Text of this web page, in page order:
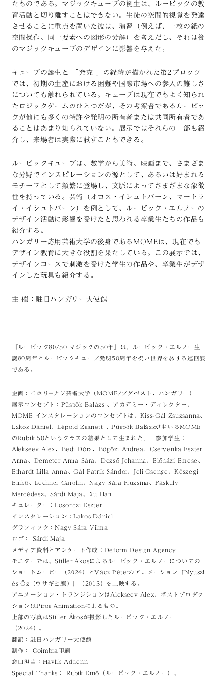
たものである。マジックキューブの誕生は、ルービックの教
育活動と切り離すことはできない。生徒の空間的視覚を発達
させることに重点を置いた彼は、演習（例えば、一枚の紙の
空間操作、同一要素への図形の分解）を考えだし、それは後
のマジックキューブのデザインに影響を与えた。
キューブの誕生と 「発売 」の経緯が描かれた第2ブロック
では、初期の生産における困難や国際市場への参入の難しさ
についても触れられている。キューブは現在でもよく知られ
たロジックゲームのひとつだが、その考案者であるルービッ
クが他にも多くの特許や発明の所有者または共同所有者であ
ることはあまり知られていない。展示ではそれらの一部も紹
介し、来場者は実際に試すこともできる。
ルービックキューブは、数学から美術、映画まで、さまざま
な分野でインスピレーションの源として、あるいは好まれる
モチーフとして頻繁に登場し、文脈によってさまざまな象徴
性を持っている。芸術（オロス・イシュトバーン、マートラ
イ・イシュトバーン）を例として、ルービック・エルノーの
デザイン活動に影響を受けたと思われる卒業生たちの作品も
紹介する。
ハンガリー応用芸術大学の後身であるMOMEは、現在でも
デザイン教育に大きな役割を果たしている。この展示では、
デザインコースで刺激を受けた学生の作品や、卒業生がデザ
インした玩具も紹介する。
主 催：駐日ハンガリー大使館
『ルービック80/50 マジックの50年』は、ルービック・エルノー生
誕80周年とルービックキューブ発明50周年を祝い世界を旅する巡回展
である。
企画：モホリ=ナジ芸術大学（MOME/ブダペスト、ハンガリー）
展示コンセプト：Püspök Balázs 、アカデミー・ディレクター、
MOME インスタレーションのコンセプトは、Kiss-Gál Zsuzsanna、
Lakos Dániel、Lépold Zsanett 、Püspök Balázsが率いるMOME
のRubik 50というクラスの結果として生まれた。 参加学生：
Alekseev Alex、Bedi Dóra、Bögözi Andrea、Cservenka Eszter
Anna、Demeter Anna Sára、Dezső Johanna、Előházi Emese、
Erhardt Lilla Anna、Gál Patrik Sándor、Jeli Csenge、Kőszegi
Enikő、Lechner Carolin、Nagy Sára Fruzsina、Páskuly
Mercédesz、Sárdi Maja、Xu Han
キュレーター：Losonczi Eszter
インスタレーション：Lakos Dániel
グラフィック：Nagy Sára Vilma
ロゴ： Sárdi Maja
メディア資料とアンケート作成：Deform Design Agency
モニターでは、Stiller Ákosによるルービック・エルノーについての
ショートムービー（2024）とVácz Péterのアニメーション『Nyuszi
és Őz（ウサギと鹿）』（2013）を上映する。
アニメーション・トランジションはAlekseev Alex、ポストプロダク
ションはPiros Animationによるもの。
上部の写真はStiller Ákosが撮影したルービック・エルノー
（2024）。
翻訳：駐日ハンガリー大使館
制作： Coimbra印刷
窓口担当：Havlik Adrienn
Special Thanks： Rubik Ernő（ルービック・エルノー）、